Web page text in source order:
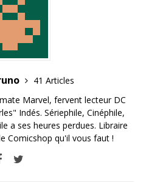
41 Articles
Marvel, fervent lecteur DC
Indés. Sériephile, Cinéphile,
a ses heures perdues. Libraire
Comicshop qu'il vous faut !